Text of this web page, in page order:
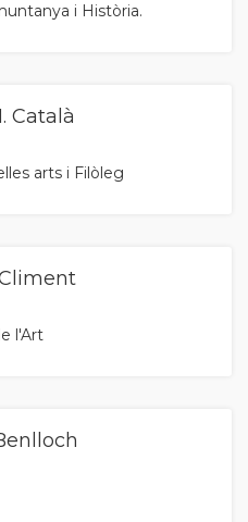
i Història.
Català
arts i Filòleg
l'Art